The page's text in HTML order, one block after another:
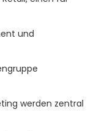
und
werden zentral